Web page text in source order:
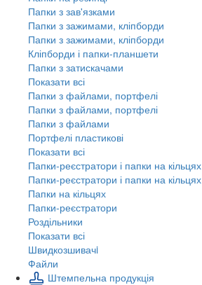
Папки з зав'язками
Папки з зажимами, кліпборди
Папки з зажимами, кліпборди
Кліпборди і папки-планшети
Папки з затискачами
Показати всі
Папки з файлами, портфелі
Папки з файлами, портфелі
Папки з файлами
Портфелі пластикові
Показати всі
Папки-реєстратори і папки на кільцях
Папки-реєстратори і папки на кільцях
Папки на кільцях
Папки-реєстратори
Роздільники
Показати всі
Швидкозшивачi
Файли
Штемпельна продукція